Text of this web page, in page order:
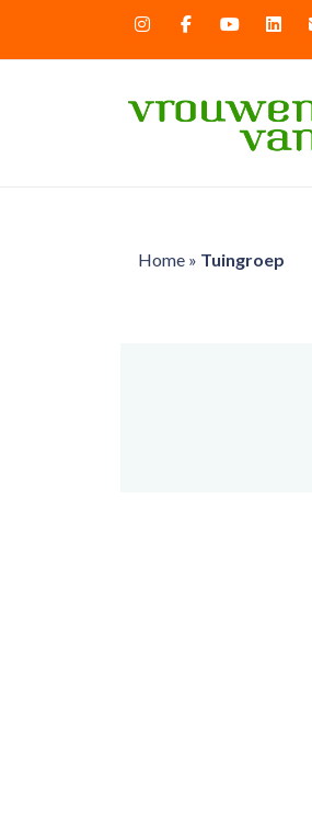
Home» Tuingroep